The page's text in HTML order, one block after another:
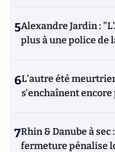
5Alexandre Jardin :
plus à une police de
6L'autre été
s'enchaînent encore
7Rhin & Danube à sec
fermeture pénalise